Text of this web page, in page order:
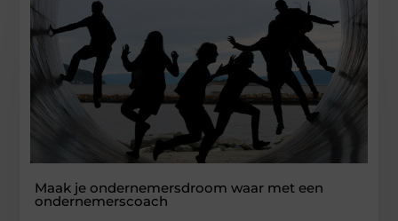
Maak je ondernemersdroom waar met een
ondernemerscoach